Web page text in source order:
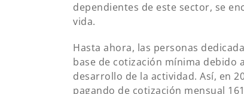
dependientes de este sector, se
vida.
Hasta ahora, las personas
base de cotización mínima debido
desarrollo de la actividad. Así, en
pagando de cotización mensual